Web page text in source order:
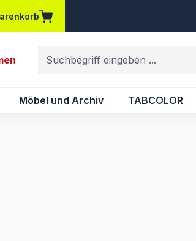
dem Merkzettel
Möbel und Archiv TABCOLOR